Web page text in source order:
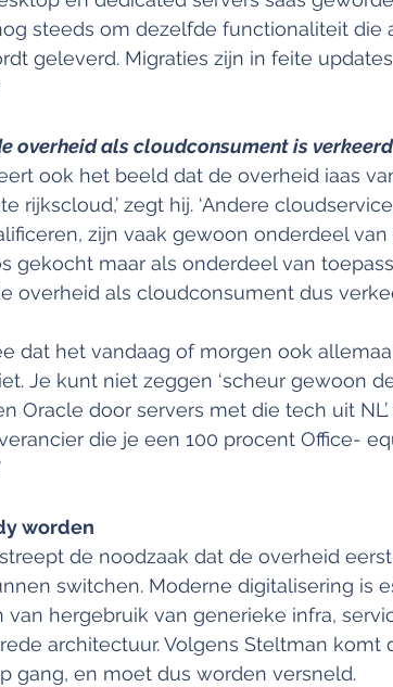
steeds om dezelfde functionaliteit die
geleverd. Migraties zijn in feite
overheid als cloudconsument is
ook het beeld dat de overheid iaas
rijkscloud,’ zegt hij. ‘Andere
zijn vaak gewoon onderdeel
gekocht maar als onderdeel van
overheid als cloudconsument dus
dat het vandaag of morgen ook
Je kunt niet zeggen ‘scheur gewoon
Oracle door servers met die tech uit
die je een 100 procent Office-
worden
de noodzaak dat de overheid
switchen. Moderne digitalisering is
hergebruik van generieke infra,
architectuur. Volgens Steltman komt
gang, en moet dus worden versneld.